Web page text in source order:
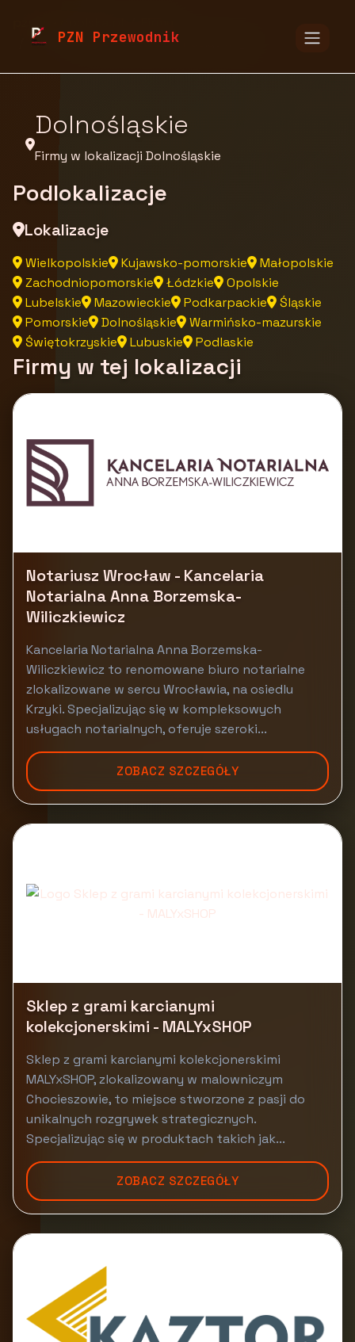
PZN Przewodnik
Firmy z województwa Dolnośląskiego
Dolnośląskie
Firmy w lokalizacji Dolnośląskie
Podlokalizacje
Lokalizacje
Wielkopolskie Kujawsko-pomorskie
Małopolskie
Zachodniopomorskie
Łódzkie
Opolskie
Lubelskie
Mazowieckie Podkarpackie
Śląskie
Pomorskie
Dolnośląskie
Warmińsko-mazurskie
Świętokrzyskie
Lubuskie Podlaskie
Firmy w tej lokalizacji
Notariusz Wrocław - Kancelaria
Notarialna Anna Borzemska-
Wiliczkiewicz
Kancelaria Notarialna Anna Borzemska-
Wiliczkiewicz to renomowane biuro notarialne
zlokalizowane w sercu Wrocławia, na osiedlu
Krzyki. Specjalizując się w kompleksowych
usługach notarialnych, oferuje szeroki...
ZOBACZ SZCZEGÓŁY
Sklep z grami karcianymi
kolekcjonerskimi - MALYxSHOP
Sklep z grami karcianymi kolekcjonerskimi
MALYxSHOP, zlokalizowany w malowniczym
Chocieszowie, to miejsce stworzone z pasji do
unikalnych rozgrywek strategicznych.
Specjalizując się w produktach takich jak...
ZOBACZ SZCZEGÓŁY